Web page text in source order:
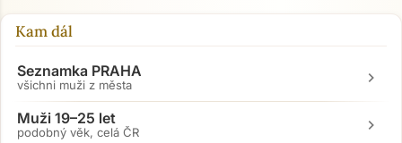
Kam dál
Seznamka PRAHA
všichni muži z města chevron_right
Muži 19–25 let
podobný věk, celá ČR chevron_right